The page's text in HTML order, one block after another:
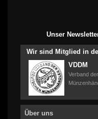
Unser
Wir sind Mitglied in
VDDM
Verband
Über uns